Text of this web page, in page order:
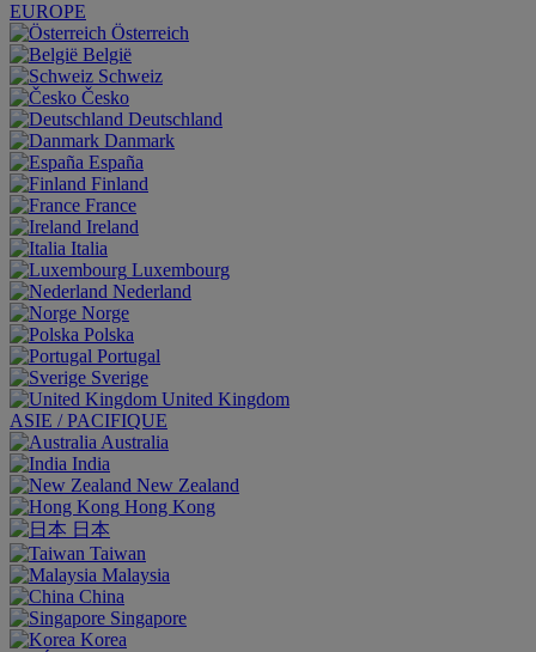
EUROPE
Österreich
België
Schweiz
Česko
Deutschland
Danmark
España
Finland
France
Ireland
Italia
Luxembourg
Nederland
Norge
Polska
Portugal
Sverige
United Kingdom
ASIE / PACIFIQUE
Australia
India
New Zealand
Hong Kong
日本
Taiwan
Malaysia
China
Singapore
Korea